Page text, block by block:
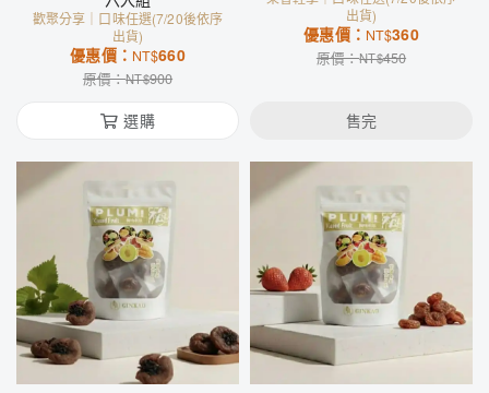
歡聚分享｜口味任選(7/20後依序
出貨)
優惠價： NT$660
原價：NT$900
選購
出貨)
優惠價： NT$360
原價：NT$450
售完